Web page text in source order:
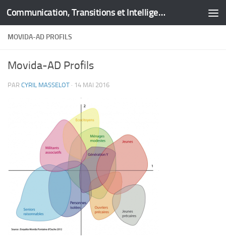
Skip to content Communication, Transitions et Intelligence Territoriale
MOVIDA-AD PROFILS
Movida-AD Profils
PAR CYRIL MASSELOT · 14 MAI 2016